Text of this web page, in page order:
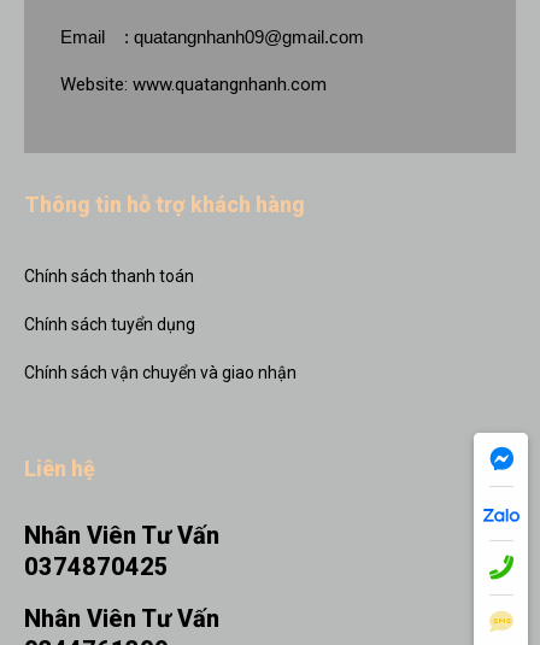
Email : quatangnhanh09@gmail.com
Website: www.quatangnhanh.com
Thông tin hỗ trợ khách hàng
Chính sách thanh toán
Chính sách tuyển dụng
Chính sách vận chuyển và giao nhận
Liên hệ
Nhân Viên Tư Vấn
0374870425
Nhân Viên Tư Vấn